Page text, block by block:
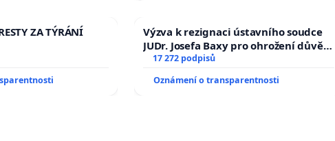
ZA TÝRÁNÍ
Výzva k rezignaci ústavního soudce
JUDr. Josefa Baxy pro ohrožení důvěry
ve spravedlivý proces
17 272 podpisů
Oznámení o transparentnosti